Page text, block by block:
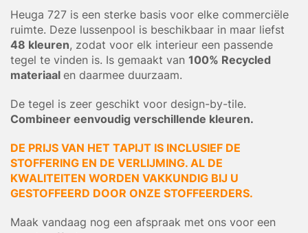
Heuga 727 is een sterke basis voor elke commerciële
ruimte. Deze lussenpool is beschikbaar in maar liefst
48 kleuren, zodat voor elk interieur een passende
tegel te vinden is. Is gemaakt van 100% Recycled
materiaal en daarmee duurzaam.
De tegel is zeer geschikt voor design-by-tile.
Combineer eenvoudig verschillende kleuren.
DE PRIJS VAN HET TAPIJT IS INCLUSIEF DE
STOFFERING EN DE VERLIJMING. AL DE
KWALITEITEN WORDEN VAKKUNDIG BIJ U
GESTOFFEERD DOOR ONZE STOFFEERDERS.
Maak vandaag nog een afspraak met ons voor een